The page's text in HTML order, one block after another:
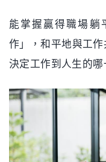
能掌握贏得職場躺
作」，和平地與工
決定工作到人生的